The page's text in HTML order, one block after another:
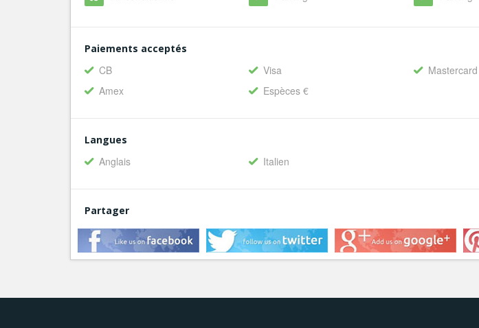
Paiements acceptés
CB Visa
Mastercard
Amex
Espèces €
Langues
Anglais Italien
Partager